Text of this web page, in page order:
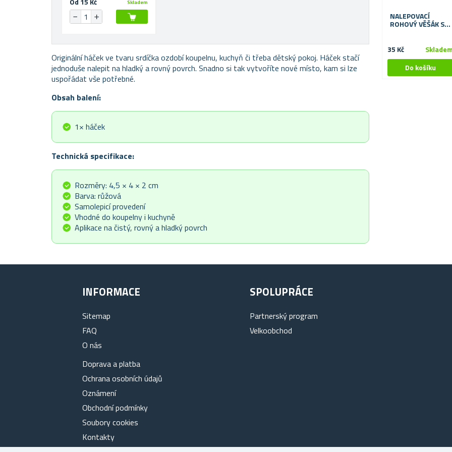
Skladem
Originální háček ve tvaru srdíčka ozdobí koupelnu, kuchyň či třeba dětský pokoj. Háček stačí
jednoduše nalepit na hladký a rovný povrch. Snadno si tak vytvoříte nové místo, kam si lze
uspořádat vše potřebné.
Obsah balení:
1× háček
Technická specifikace:
Rozměry: 4,5 × 4 × 2 cm
Barva: růžová
Samolepicí provedení
Vhodné do koupelny i kuchyně
Aplikace na čistý, rovný a hladký povrch
NALEPOVACÍ
ROHOVÝ VĚŠÁK SE
35 Kč
INFORMACE
Sitemap
FAQ
O nás
Doprava a platba
Ochrana osobních údajů
Oznámení
Obchodní podmínky
Soubory cookies
Kontakty
SPOLUPRÁCE
Partnerský program
Velkoobchod